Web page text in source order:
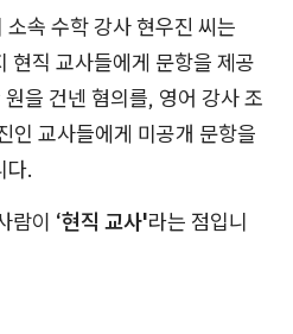
속 수학 강사 현우진 씨는
직 교사들에게 문항을 제공
을 건넨 혐의를, 영어 강사 조
인 교사들에게 미공개 문항을
다.
람이 ‘현직 교사'라는 점입니